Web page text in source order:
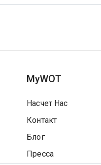
MyWOT
Насчет Нас
Контакт
Блог
Пресса